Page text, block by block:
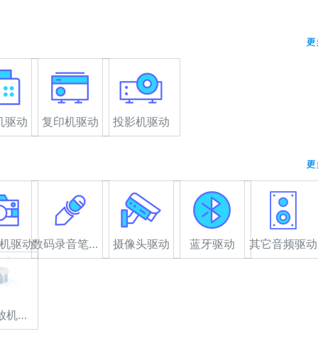
驱动 复印机驱动 投影机驱动
驱动 数码录音笔驱动 摄像头驱动 蓝牙驱动 其它音频驱动
高清播放机驱动